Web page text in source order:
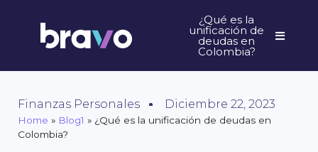
¿Qué es la
unificación de
deudas en
Colombia?
Finanzas Personales Diciembre 22, 2023
Home » Blog1 » ¿Qué es la unificación de deudas en
Colombia?